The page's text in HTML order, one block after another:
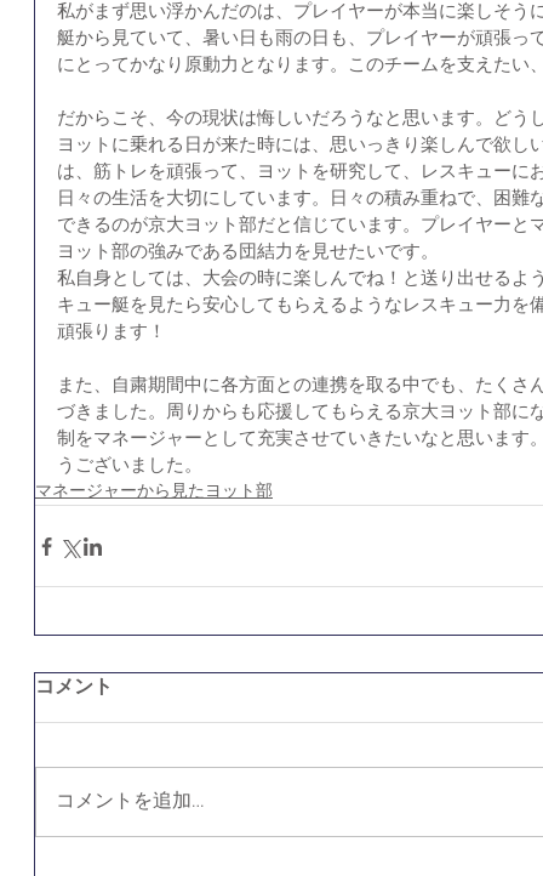
私がまず思い浮かんだのは、プレイヤーが本当に楽しそう
艇から見ていて、暑い日も雨の日も、プレイヤーが頑張っ
にとってかなり原動力となります。このチームを支えたい
だからこそ、今の現状は悔しいだろうなと思います。どう
ヨットに乗れる日が来た時には、思いっきり楽しんで欲し
は、筋トレを頑張って、ヨットを研究して、レスキューに
日々の生活を大切にしています。日々の積み重ねで、困難
できるのが京大ヨット部だと信じています。プレイヤーと
ヨット部の強みである団結力を見せたいです。
私自身としては、大会の時に楽しんでね！と送り出せるよ
キュー艇を見たら安心してもらえるようなレスキュー力を
頑張ります！
また、自粛期間中に各方面との連携を取る中でも、たくさ
づきました。周りからも応援してもらえる京大ヨット部に
制をマネージャーとして充実させていきたいなと思います
うございました。
マネージャーから見たヨット部
コメント
コメントを追加…